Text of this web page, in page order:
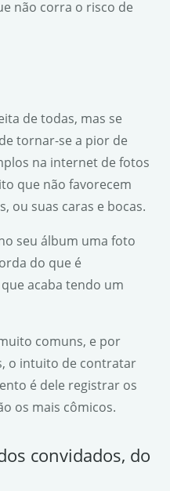
não corra o risco de
de todas, mas se
tornar-se a pior de
na internet de fotos
que não favorecem
ou suas caras e bocas.
seu álbum uma foto
do que é
acaba tendo um
comuns, e por
o intuito de contratar
é dele registrar os
os mais cômicos.
convidados, do